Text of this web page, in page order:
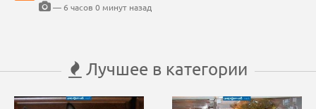
— 6 часов 0 минут назад
Лучшее в категории